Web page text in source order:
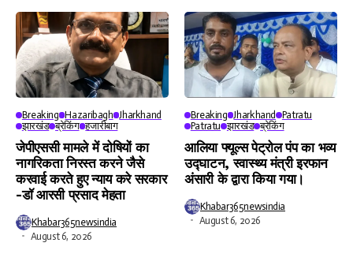
Breaking Hazaribagh Jharkhand
झारखंड ब्रेकिंग हजारीबाग
जेपीएससी मामले में दोषियों का
नागरिकता निरस्त करने जैसे
करवाई करते हुए न्याय करे सरकार
-डॉ आरसी प्रसाद मेहता
Khabar365newsindia
August 6, 2026
Breaking Jharkhand Patratu
Patratu झारखंड ब्रेकिंग
आलिया फ्यूल्स पेट्रोल पंप का भव्य
उद्घाटन, स्वास्थ्य मंत्री इरफान
अंसारी के द्वारा किया गया।
Khabar365newsindia
August 6, 2026